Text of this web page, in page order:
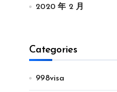
2020 年 2 月
Categories
998visa